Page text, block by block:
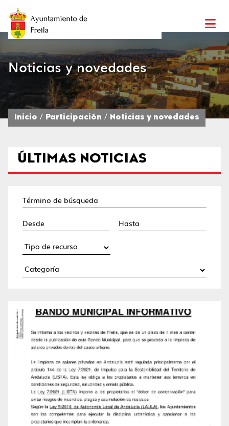
Noticias y novedades
Inicio Participación Noticias y novedades
ÚLTIMAS NOTICIAS